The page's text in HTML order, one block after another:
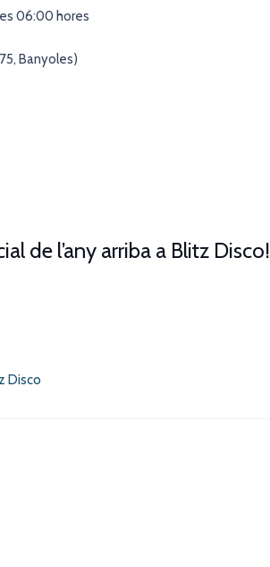
06:00 hores
Banyoles)
de l’any arriba a Blitz Disco!
Disco